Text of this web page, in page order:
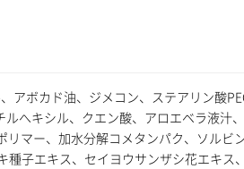
ボカド油、ジメコン、ステアリン酸
へキシル、クエン酸、アロエベラ液汁
マー、加水分解コメタンパク、ソルビ
子エキス、セイヨウサンザシ花エキス